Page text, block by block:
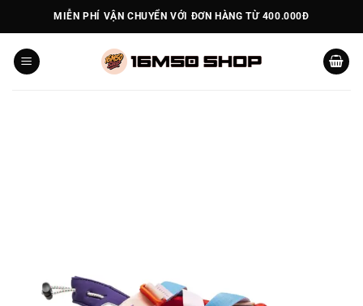
qua
nội
dung
MIỄN PHÍ VẬN CHUYỂN VỚI ĐƠN HÀNG TỪ 400.000Đ